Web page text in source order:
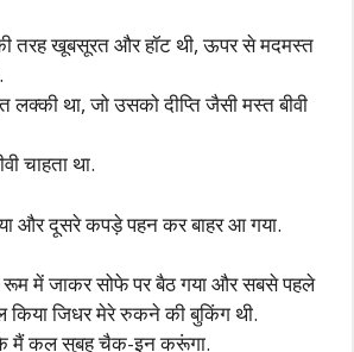
की तरह खूबसूरत और हॉट थी, ऊपर से मदमस्त
लक्की था, जो उसको दीप्ति जैसी मस्त बीवी
चाहता था.
और दूसरे कपड़े पहन कर बाहर आ गया.
रूम में जाकर सोफे पर बैठ गया और सबसे पहले
जिधर मेरे रुकने की बुकिंग थी.
मैं कल सुबह चैक-इन करूंगा.